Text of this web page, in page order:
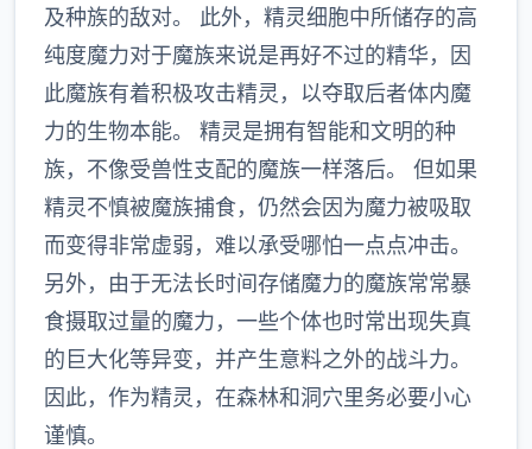
及种族的敌对。 此外，精灵细胞中所储存的高
纯度魔力对于魔族来说是再好不过的精华，因
此魔族有着积极攻击精灵，以夺取后者体内魔
力的生物本能。 精灵是拥有智能和文明的种
族，不像受兽性支配的魔族一样落后。 但如果
精灵不慎被魔族捕食，仍然会因为魔力被吸取
而变得非常虚弱，难以承受哪怕一点点冲击。
另外，由于无法长时间存储魔力的魔族常常暴
食摄取过量的魔力，一些个体也时常出现失真
的巨大化等异变，并产生意料之外的战斗力。
因此，作为精灵，在森林和洞穴里务必要小心
谨慎。